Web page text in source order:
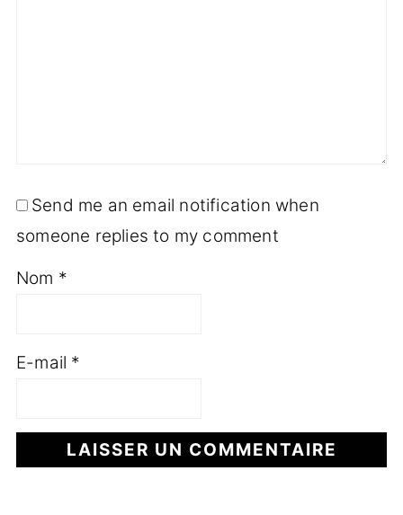
Send me an email notification when
someone replies to my comment
Nom *
E-mail *